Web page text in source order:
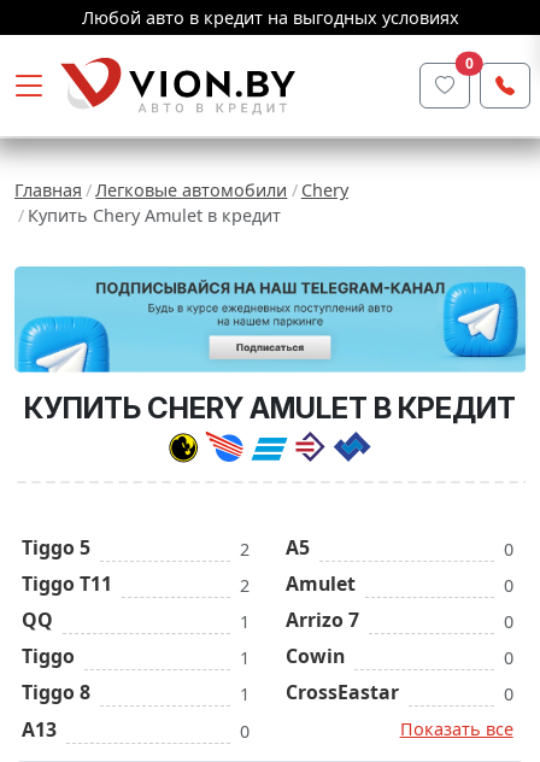
Любой авто в кредит на выгодных условиях
0
Главная Легковые автомобили
Chery
Купить Chery Amulet в кредит
КУПИТЬ CHERY AMULET В КРЕДИТ
Tiggo 5 2
Tiggo T11 2
QQ 1
Tiggo 1
Tiggo 8 1
A13 0
A5 0
Amulet 0
Arrizo 7 0
Cowin 0
CrossEastar
0
Показать все